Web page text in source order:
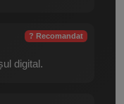
? Recomandat
digital.